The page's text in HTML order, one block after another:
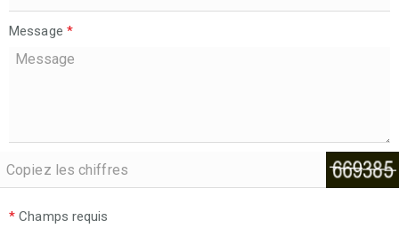
Message *
* Champs requis